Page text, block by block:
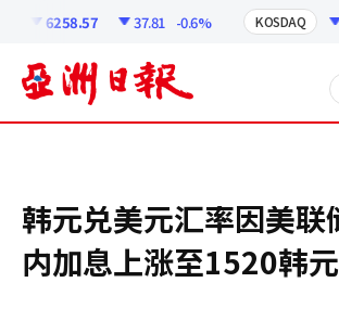
6258.57 37.81 -0.6% KOSDAQ
韩元兑美元汇率因美联
内加息上涨至1520韩元